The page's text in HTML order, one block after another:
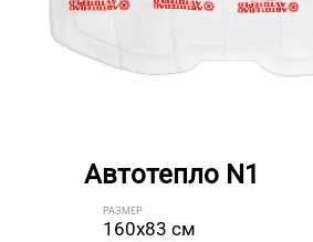
Автотепло N1
РАЗМЕР
160x83 см